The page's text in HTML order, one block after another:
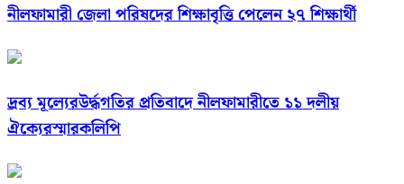
নীলফামারী জেলা পরিষদের শিক্ষাবৃত্তি পেলেন ২৭ শিক্ষার্থী
দ্রব্য মূল্যেরউর্দ্ধগতির প্রতিবাদে নীলফামারীতে ১১ দলীয়
ঐক্যেরস্মারকলিপি